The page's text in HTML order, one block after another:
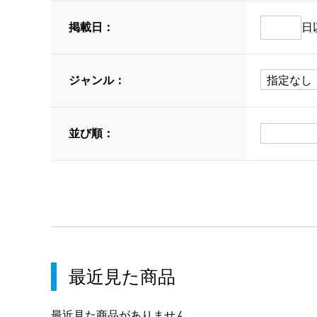
掲載日： 日
ジャンル：
並び順：
最近見た商品